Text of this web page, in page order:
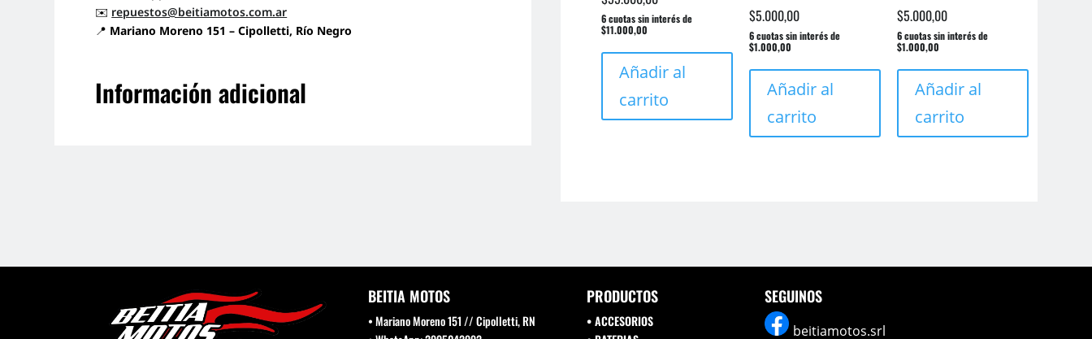
✉️ repuestos@beitiamotos.com.ar
📍 Mariano Moreno 151 – Cipolletti, Río Negro
Información adicional
6 cuotas sin interés de
$11.000,00
Añadir al
carrito
$5.000,00
6 cuotas sin interés de
$1.000,00
Añadir al
carrito
$5.000,00
6 cuotas sin interés de
$1.000,00
Añadir al
carrito
BEITIA MOTOS
• Mariano Moreno 151 // Cipolletti, RN
PRODUCTOS
• ACCESORIOS
SEGUINOS
beitiamotos.srl